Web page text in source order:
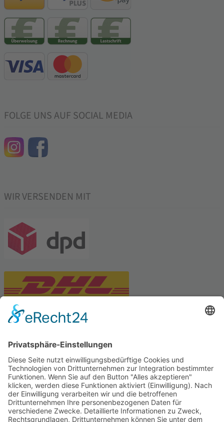
FOLGE UNS AUF SOCIAL MEDIA
WIR VERSENDEN MIT
Tekal – Textile Lebensqualität
Exklusive moderne & Orientteppiche
Feuerwerk XXL
Pyrotechnik online bestellen